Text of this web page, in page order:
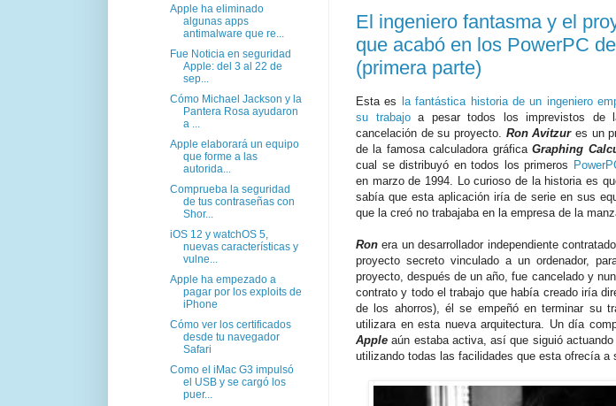
El ingeniero fantasma y el
que acabó en los PowerPC
(primera parte)
Esta es
la fantástica historia de un ingeniero
su trabajoa pesar todos los imprevistos de
cancelación de su proyecto. Ron Avitzures un
de la famosa calculadora gráficaGraphing
cual se distribuyó en todos los primeros
en marzo de 1994. Lo curioso de la historia es
sabía que esta aplicación iría de serie en sus
que la creó no trabajaba en la empresa de la
Ron era un desarrollador independiente
proyecto secreto vinculado a un ordenador,
proyecto, después de un año, fue cancelado y
contrato y todo el trabajo que había creado iría
de los ahorros), él se empeñó en terminar su
utilizara en esta nueva arquitectura. Un día
Apple aún estaba activa, así que siguió
utilizando todas las facilidades que esta ofrecía a
Apple ha eliminado
algunas apps
antimalware que re...
Fue Noticia en seguridad
Apple: del 3 al 22 de
sep...
Cómo Michael Jackson y la
Pantera Rosa ayudaron
a ...
Apple elaborará un equipo
que forme a las
autorida...
Comprueba la seguridad
de tus contraseñas con
Shor...
iOS 12 y watchOS 5,
nuevas características y
vulne...
Apple ha empezado a
pagar por los exploits de
iPhone
Cómo ver los certificados
desde tu navegador
Safari
Como el iMac G3 impulsó
el USB y se cargó los
puer...